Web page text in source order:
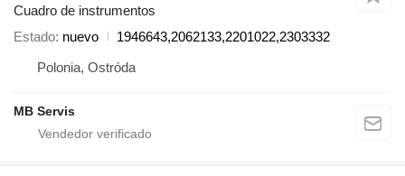
Cuadro de instrumentos
Estado nuevo
1946643,2062133,2201022,2303332
Polonia, Ostróda
MB Servis